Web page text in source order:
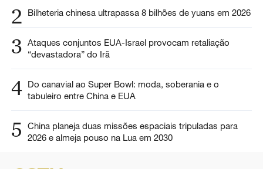
2 Bilheteria chinesa ultrapassa 8 bilhões de yuans em 2026
3 Ataques conjuntos EUA-Israel provocam retaliação
“devastadora” do Irã
4 Do canavial ao Super Bowl: moda, soberania e o
tabuleiro entre China e EUA
5
China planeja duas missões espaciais tripuladas para
2026 e almeja pouso na Lua em 2030